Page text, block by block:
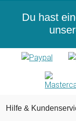
Du hast
Hilfe &